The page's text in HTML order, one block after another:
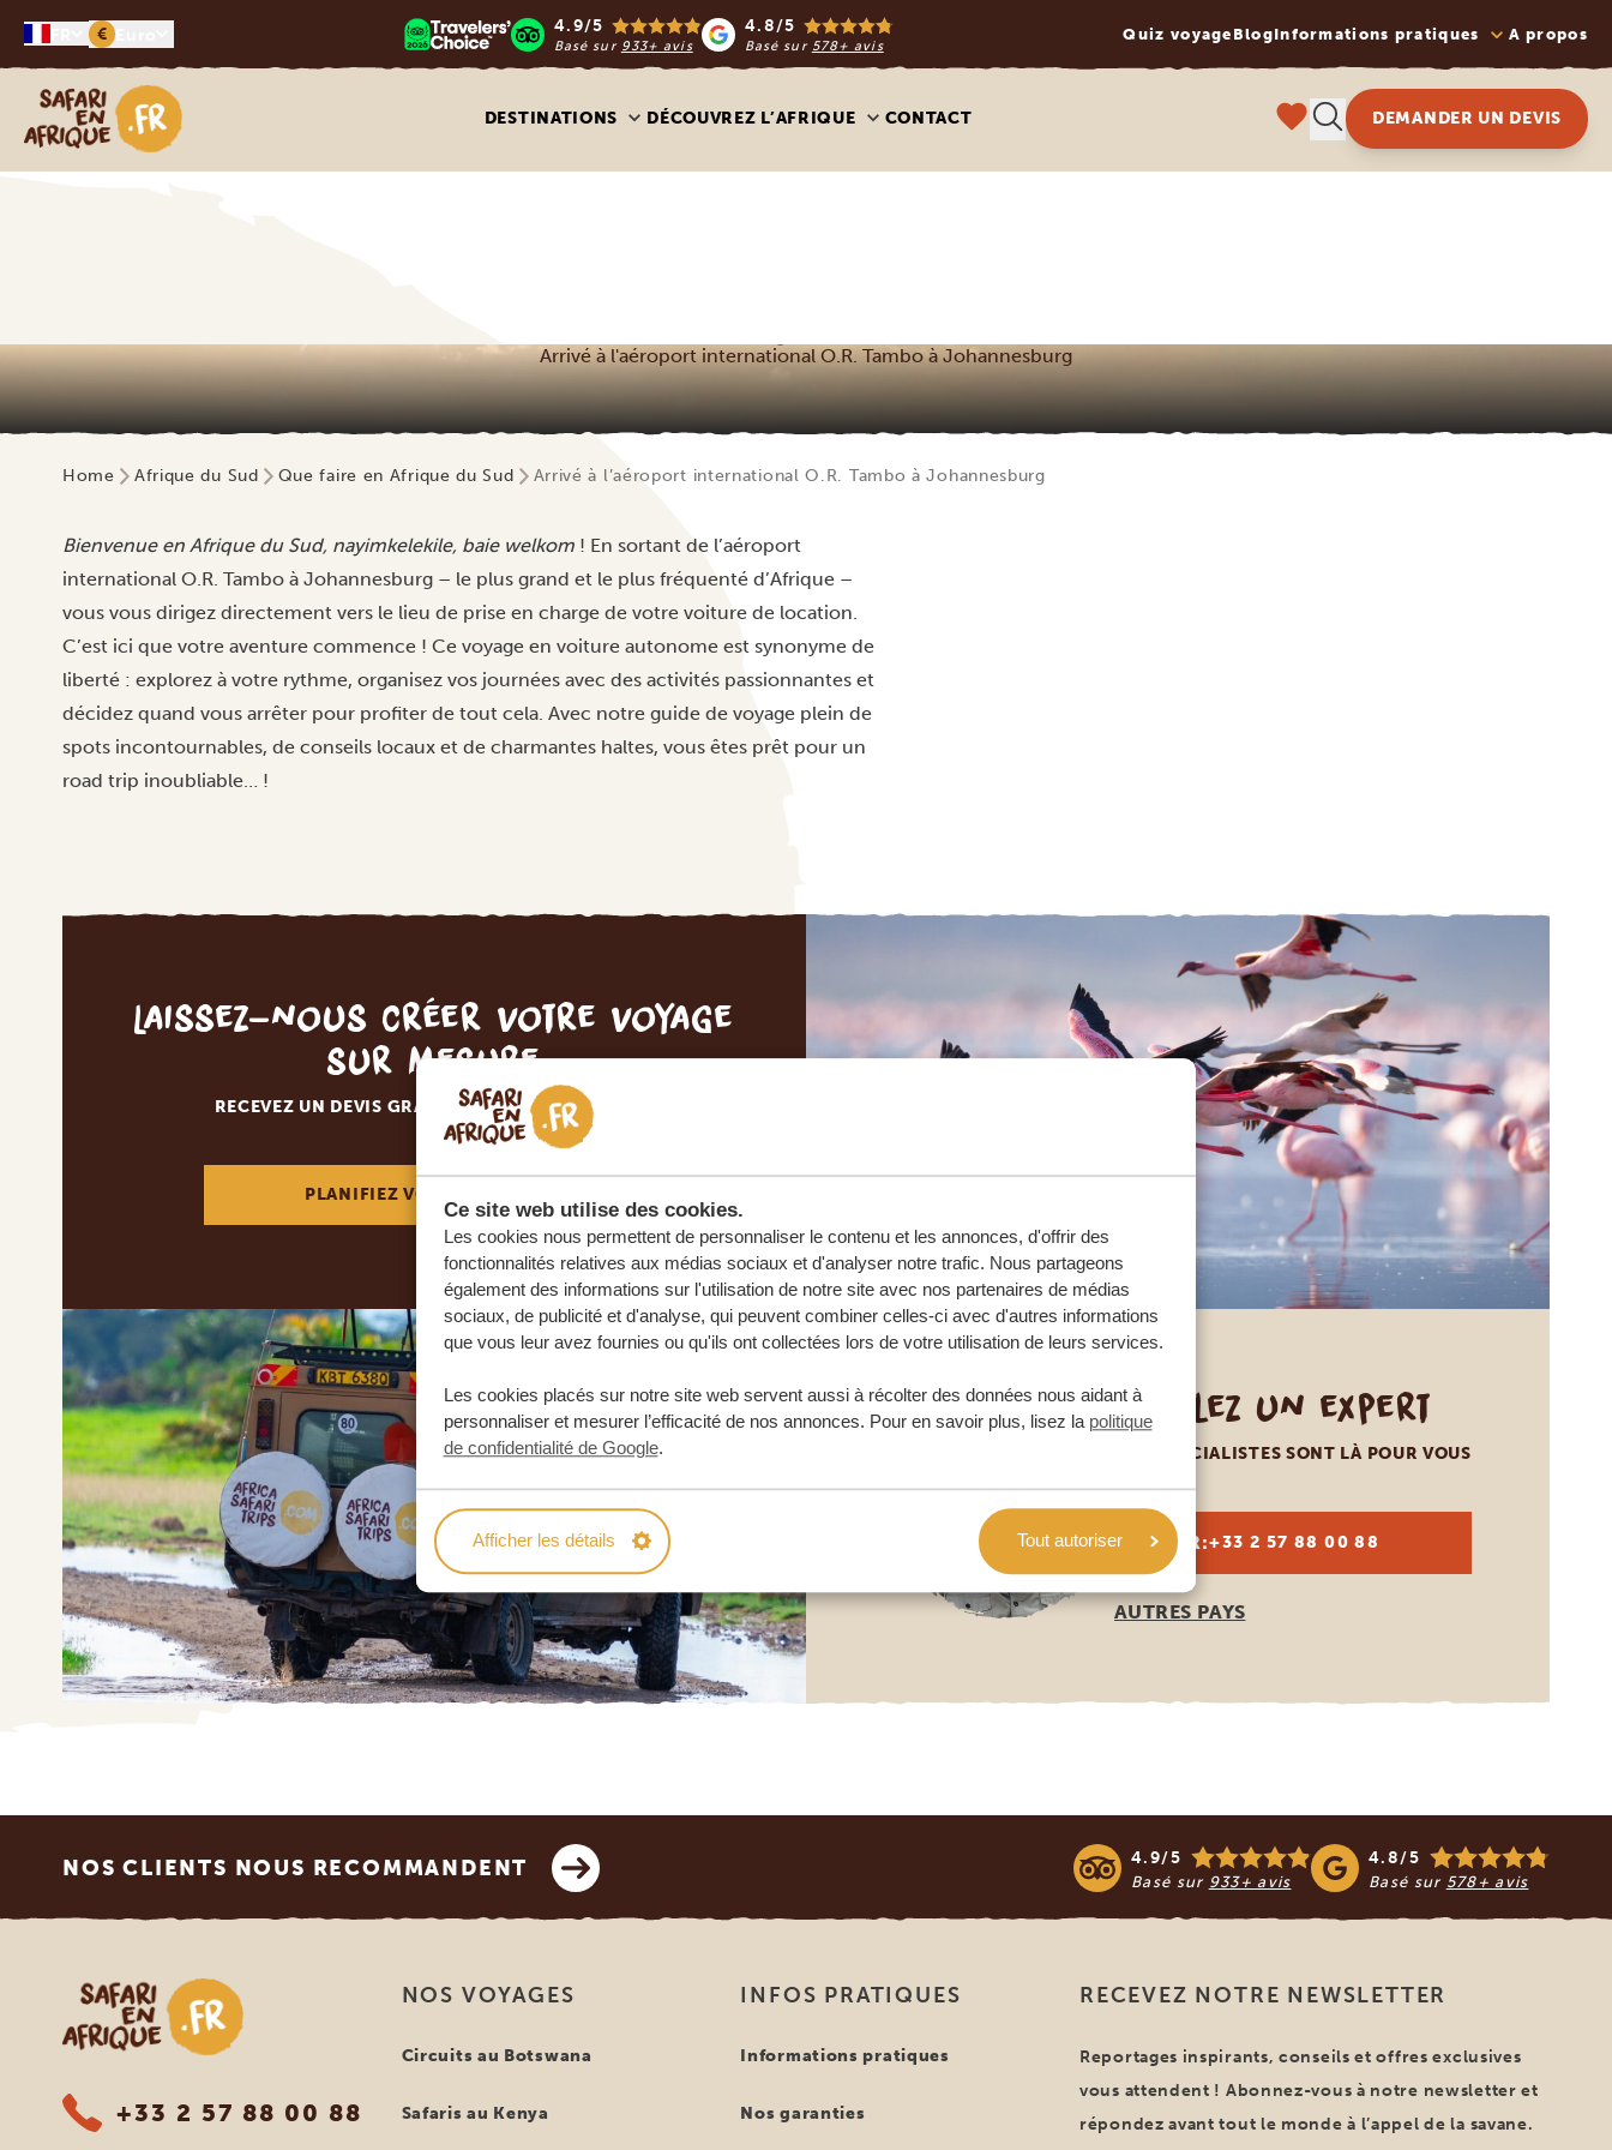
Ce site web utilise des cookies.
Les cookies nous permettent de personnaliser le contenu et les annonces, d'offrir des
fonctionnalités relatives aux médias sociaux et d'analyser notre trafic. Nous partageons
également des informations sur l'utilisation de notre site avec nos partenaires de médias
sociaux, de publicité et d'analyse, qui peuvent combiner celles-ci avec d'autres informations
que vous leur avez fournies ou qu'ils ont collectées lors de votre utilisation de leurs services.
Les cookies placés sur notre site web servent aussi à récolter des données nous aidant à
personnaliser et mesurer l’efficacité de nos annonces. Pour en savoir plus, lisez la politique
de confidentialité de Google.
Afficher les détails Tout autoriser
€ 4.9/5
Basé sur 933+ avis
4.8/5
Basé sur 578+ avis
Quiz voyage BlogInformations pratiques A propos
Safari en Afrique
DESTINATIONS DÉCOUVREZ L’AFRIQUE CONTACT DEMANDER UN DEVIS
Arrivé à l'aéroport international O.R. Tambo à Johannesburg
Home Afrique du Sud Que faire en Afrique du Sud Arrivé à l’aéroport international O.R. Tambo à Johannesburg
Bienvenue en Afrique du Sud, nayimkelekile, baie welkom ! En sortant de l’aéroport
international O.R. Tambo à Johannesburg – le plus grand et le plus fréquenté d’Afrique –
vous vous dirigez directement vers le lieu de prise en charge de votre voiture de location.
C’est ici que votre aventure commence ! Ce voyage en voiture autonome est synonyme de
liberté : explorez à votre rythme, organisez vos journées avec des activités passionnantes et
décidez quand vous arrêter pour profiter de tout cela. Avec notre guide de voyage plein de
spots incontournables, de conseils locaux et de charmantes haltes, vous êtes prêt pour un
road trip inoubliable… !
Laissez-nous créer votre voyage
sur mesure
RECEVEZ UN DEVIS GRATUIT, SANS ENGAGEMENT
PLANIFIEZ VOTRE AVENTURE
Appelez un expert
NOS SPÉCIALISTES SONT LÀ POUR VOUS
FR:+33 2 57 88 00 88
AUTRES PAYS
NOS CLIENTS NOUS RECOMMANDENT 4.9/5
Basé sur 933+ avis
4.8/5
Basé sur 578+ avis
Safari en Afrique
+33 2 57 88 00 88
NOS VOYAGES
Circuits au Botswana
Safaris au Kenya
INFOS PRATIQUES
Informations pratiques
Nos garanties
RECEVEZ NOTRE NEWSLETTER
Reportages inspirants, conseils et offres exclusives
vous attendent ! Abonnez-vous à notre newsletter et
répondez avant tout le monde à l’appel de la savane.